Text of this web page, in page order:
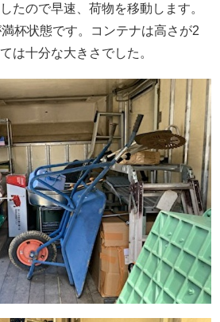
たので早速、荷物を移動します。
杯状態です。コンテナは高さが2
は十分な大きさでした。